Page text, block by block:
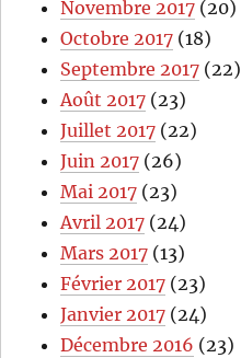
Novembre 2017 (20)
Octobre 2017 (18)
Septembre 2017 (22)
Août 2017 (23)
Juillet 2017 (22)
Juin 2017 (26)
Mai 2017 (23)
Avril 2017 (24)
Mars 2017 (13)
Février 2017 (23)
Janvier 2017 (24)
Décembre 2016 (23)